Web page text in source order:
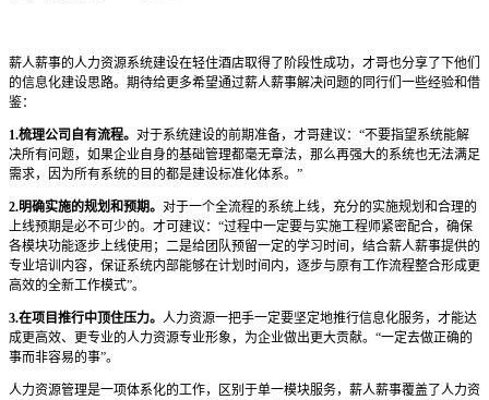
薪人薪事的人力资源系统建设在轻住酒店取得了阶段性成功，才哥也分享了下他们
的信息化建设思路。期待给更多希望通过薪人薪事解决问题的同行们一些经验和借
鉴：
1.梳理公司自有流程。 对于系统建设的前期准备，才哥建议：“不要指望系统能解
决所有问题，如果企业自身的基础管理都毫无章法，那么再强大的系统也无法满足
需求，因为所有系统的目的都是建设标准化体系。”
2.明确实施的规划和预期。 对于一个全流程的系统上线，充分的实施规划和合理的
上线预期是必不可少的。才可建议：“过程中一定要与实施工程师紧密配合，确保
各模块功能逐步上线使用；二是给团队预留一定的学习时间，结合薪人薪事提供的
专业培训内容，保证系统内部能够在计划时间内，逐步与原有工作流程整合形成更
高效的全新工作模式”。
3.在项目推行中顶住压力。 人力资源一把手一定要坚定地推行信息化服务，才能达
成更高效、更专业的人力资源专业形象，为企业做出更大贡献。“一定去做正确的
事而非容易的事”。
人力资源管理是一项体系化的工作，区别于单一模块服务，薪人薪事覆盖了人力资